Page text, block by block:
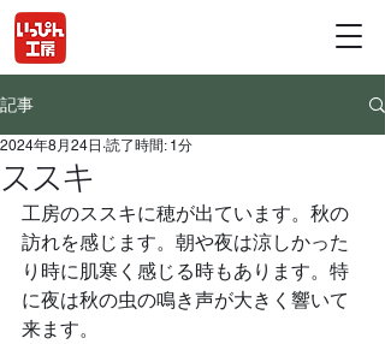
記事
ススキ
2024年8月24日 読了時間: 1分
工房のススキに穂が出ています。秋の
訪れを感じます。朝や夜は涼しかった
り時に肌寒く感じる時もあります。特
に夜は秋の虫の鳴き声が大きく響いて
来ます。